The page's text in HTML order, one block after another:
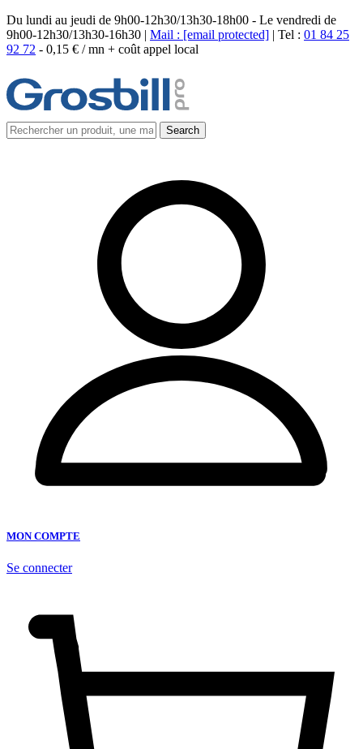
Du lundi au jeudi de 9h00-12h30/13h30-18h00 - Le vendredi de
9h00-12h30/13h30-16h30 | Mail : [email protected] | Tel : 01 84 25
92 72 - 0,15 € / mn + coût appel local
MON COMPTE
Se connecter